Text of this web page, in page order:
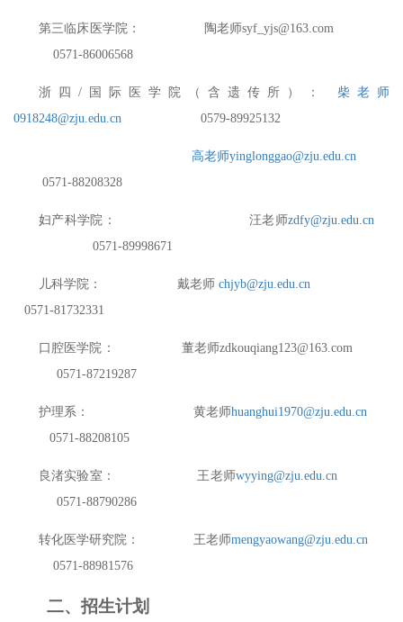
第三临床医学院： 陶老师syf_yjs@163.com
0571-86006568
浙四 / 国际医学院 （ 含遗传所） ： 柴 老师
0918248@zju.edu.cn
0579-89925132
高老师yinglonggao@zju.edu.cn
0571-88208328
妇产科学院： 汪老师zdfy@zju.edu.cn
0571-89998671
儿科学院： 戴老师 chjyb@zju.edu.cn
0571-81732331
口腔医学院： 董老师zdkouqiang123@163.com
0571-87219287
护理系： 黄老师huanghui1970@zju.edu.cn
0571-88208105
良渚实验室： 王老师wyying@zju.edu.cn
0571-88790286
转化医学研究院： 王老师mengyaowang@zju.edu.cn
0571-88981576
二、招生计划